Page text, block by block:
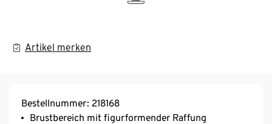
Artikel merken
Bestellnummer: 218168
Brustbereich mit figurformender Raffung